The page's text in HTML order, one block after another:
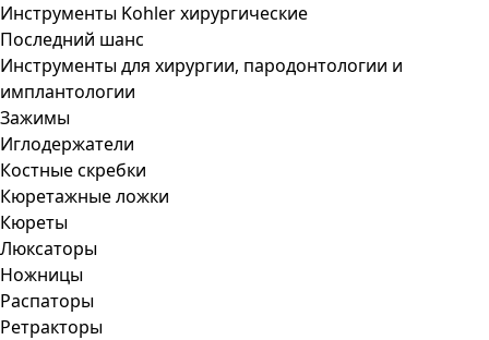
Инструменты Kohler хирургические
Последний шанс
Инструменты для хирургии, пародонтологии и
имплантологии
Зажимы
Иглодержатели
Костные скребки
Кюретажные ложки
Кюреты
Люксаторы
Ножницы
Распаторы
Ретракторы